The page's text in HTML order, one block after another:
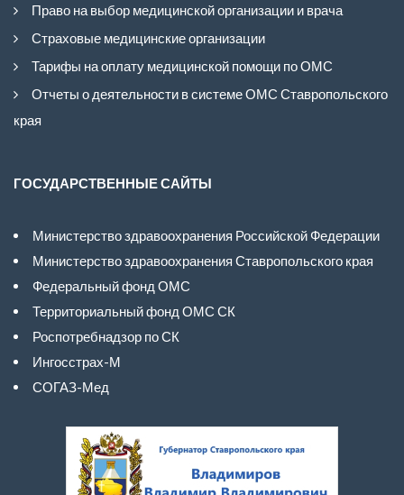
Право на выбор медицинской организации и врача
Страховые медицинские организации
Тарифы на оплату медицинской помощи по ОМС
Отчеты о деятельности в системе ОМС Ставропольского
края
ГОСУДАРСТВЕННЫЕ САЙТЫ
Министерство здравоохранения Российской Федерации
Министерство здравоохранения Ставропольского края
Федеральный фонд ОМС
Территориальный фонд ОМС СК
Роспотребнадзор по СК
Ингосстрах-М
СОГАЗ-Мед